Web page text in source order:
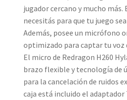
jugador cercano y mucho más.
necesitás para que tu juego
Además, posee un micrófono
optimizado para captar tu voz
El micro de Redragon H260
brazo flexible y tecnología de
para la cancelación de ruidos
caja está incluido el adaptador